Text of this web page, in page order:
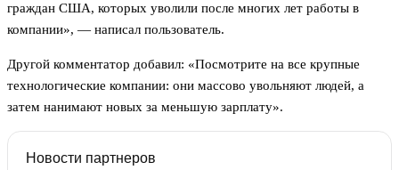
граждан США, которых уволили после многих лет работы в
компании», — написал пользователь.
Другой комментатор добавил: «Посмотрите на все крупные
технологические компании: они массово увольняют людей, а
затем нанимают новых за меньшую зарплату».
Новости партнеров